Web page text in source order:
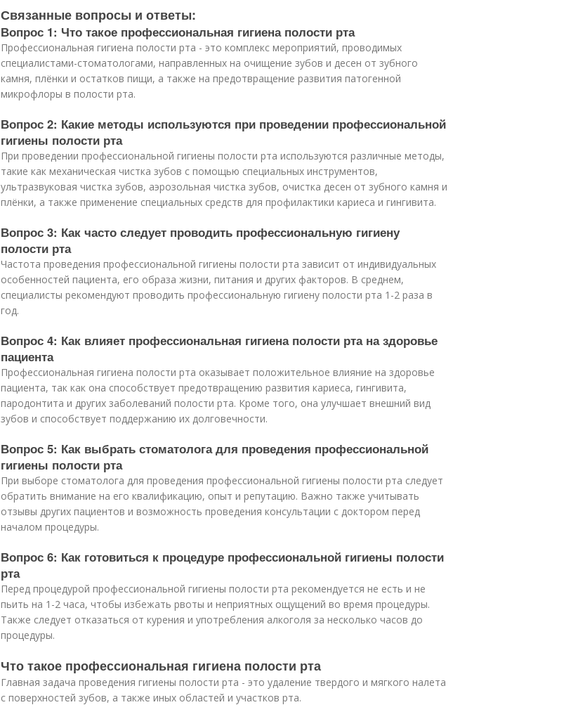
Связанные вопросы и ответы:
Вопрос 1: Что такое профессиональная гигиена полости рта
Профессиональная гигиена полости рта - это комплекс мероприятий, проводимых
специалистами-стоматологами, направленных на очищение зубов и десен от зубного
камня, плёнки и остатков пищи, а также на предотвращение развития патогенной
микрофлоры в полости рта.
Вопрос 2: Какие методы используются при проведении профессиональной
гигиены полости рта
При проведении профессиональной гигиены полости рта используются различные методы,
такие как механическая чистка зубов с помощью специальных инструментов,
ультразвуковая чистка зубов, аэрозольная чистка зубов, очистка десен от зубного камня и
плёнки, а также применение специальных средств для профилактики кариеса и гингивита.
Вопрос 3: Как часто следует проводить профессиональную гигиену
полости рта
Частота проведения профессиональной гигиены полости рта зависит от индивидуальных
особенностей пациента, его образа жизни, питания и других факторов. В среднем,
специалисты рекомендуют проводить профессиональную гигиену полости рта 1-2 раза в
год.
Вопрос 4: Как влияет профессиональная гигиена полости рта на здоровье
пациента
Профессиональная гигиена полости рта оказывает положительное влияние на здоровье
пациента, так как она способствует предотвращению развития кариеса, гингивита,
пародонтита и других заболеваний полости рта. Кроме того, она улучшает внешний вид
зубов и способствует поддержанию их долговечности.
Вопрос 5: Как выбрать стоматолога для проведения профессиональной
гигиены полости рта
При выборе стоматолога для проведения профессиональной гигиены полости рта следует
обратить внимание на его квалификацию, опыт и репутацию. Важно также учитывать
отзывы других пациентов и возможность проведения консультации с доктором перед
началом процедуры.
Вопрос 6: Как готовиться к процедуре профессиональной гигиены полости
рта
Перед процедурой профессиональной гигиены полости рта рекомендуется не есть и не
пьить на 1-2 часа, чтобы избежать рвоты и неприятных ощущений во время процедуры.
Также следует отказаться от курения и употребления алкоголя за несколько часов до
процедуры.
Что такое профессиональная гигиена полости рта
Главная задача проведения гигиены полости рта - это удаление твердого и мягкого налета
с поверхностей зубов, а также иных областей и участков рта.